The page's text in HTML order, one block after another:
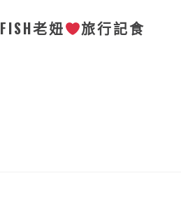
FISH老妞 旅行記食